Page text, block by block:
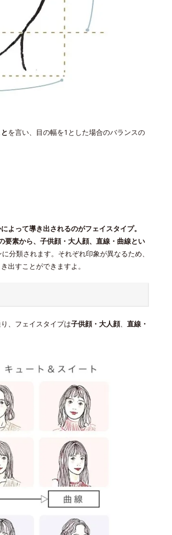
を言い、目の幅を1とした場合のバランスの
よって導き出されるのがフェイスタイプ。
要素から、子供顔・大人顔、直線・曲線とい
分類されます。それぞれ印象が異なるため、
出すことができますよ。
、フェイスタイプは子供顔・大人顔、 直線・